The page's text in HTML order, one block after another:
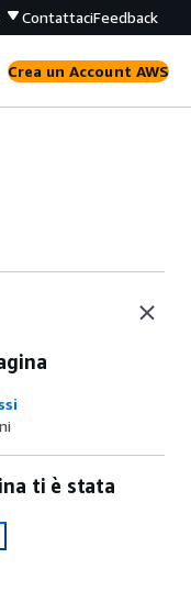
ContattaciFeedback
Crea un Account AWS
ti è stata